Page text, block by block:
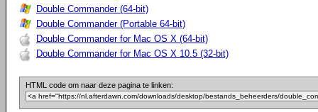
Double Commander (64-bit)
Double Commander (Portable 64-bit)
Double Commander for Mac OS X (64-bit)
Double Commander for Mac OS X 10.5 (32-bit)
HTML code om naar deze pagina te linken: